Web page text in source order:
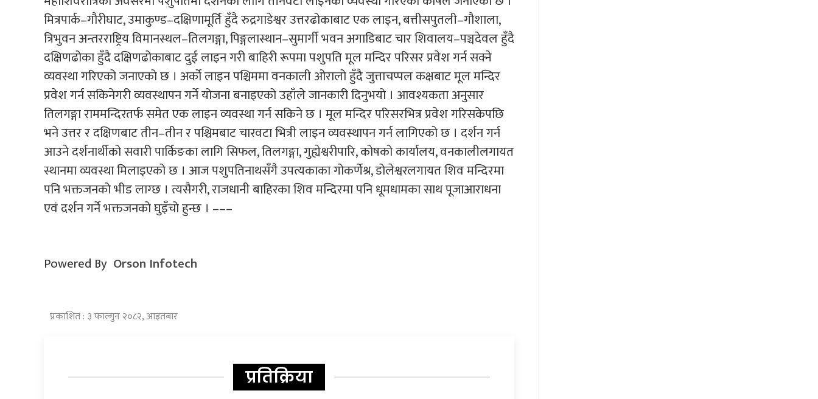
मित्रपार्क–गौरीघाट, उमाकुण्ड–दक्षिणामूर्ति हुँदै रुद्रगाडेश्वर उत्तरढोकाबाट एक लाइन, बत्तीसपुतली–गौशाला,
त्रिभुवन अन्तरराष्ट्रिय विमानस्थल–तिलगङ्गा, पिङ्गलास्थान–सुमार्गी भवन अगाडिबाट चार शिवालय–पञ्चदेवल हुँदै
दक्षिणढोका हुँदै दक्षिणढोकाबाट दुई लाइन गरी बाहिरी रूपमा पशुपति मूल मन्दिर परिसर प्रवेश गर्न सक्ने
व्यवस्था गरिएको जनाएको छ । अर्को लाइन पश्चिममा वनकाली ओरालो हुँदै जुत्ताचप्पल कक्षबाट मूल मन्दिर
प्रवेश गर्न सकिनेगरी व्यवस्थापन गर्ने योजना बनाइएको उहाँले जानकारी दिनुभयो । आवश्यकता अनुसार
तिलगङ्गा राममन्दिरतर्फ समेत एक लाइन व्यवस्था गर्न सकिने छ । मूल मन्दिर परिसरभित्र प्रवेश गरिसकेपछि
भने उत्तर र दक्षिणबाट तीन–तीन र पश्चिमबाट चारवटा भित्री लाइन व्यवस्थापन गर्न लागिएको छ । दर्शन गर्न
आउने दर्शनार्थीको सवारी पार्किङका लागि सिफल, तिलगङ्गा, गुह्येश्वरीपारि, कोषको कार्यालय, वनकालीलगायत
स्थानमा व्यवस्था मिलाइएको छ । आज पशुपतिनाथसँगै उपत्यकाका गोकर्णेश्र, डोलेश्वरलगायत शिव मन्दिरमा
पनि भक्तजनको भीड लाग्छ । त्यसैगरी, राजधानी बाहिरका शिव मन्दिरमा पनि धूमधामका साथ पूजाआराधना
एवं दर्शन गर्ने भक्तजनको घुइँचो हुन्छ । –––
Powered By Orson Infotech
प्रकाशित : ३ फाल्गुन २०८२, आइतबार
प्रतिक्रिया